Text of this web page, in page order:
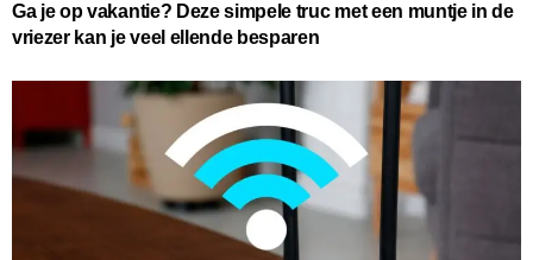
Ga je op vakantie? Deze simpele truc met een muntje in de
vriezer kan je veel ellende besparen